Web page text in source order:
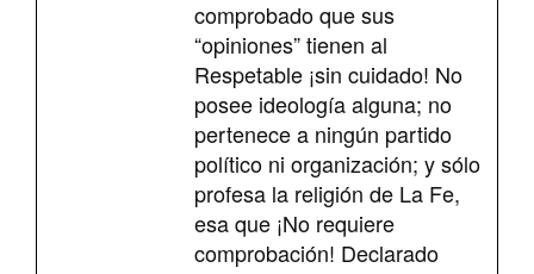
comprobado que sus
“opiniones” tienen al
Respetable ¡sin cuidado! No
posee ideología alguna; no
pertenece a ningún partido
político ni organización; y sólo
profesa la religión de La Fe,
esa que ¡No requiere
comprobación! Declarado